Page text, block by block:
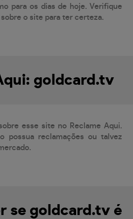
para os dias de hoje. Verifique
o site para ter certeza.
goldcard.tv
esse site no Reclame Aqui.
possua reclamações ou talvez
se goldcard.tv é